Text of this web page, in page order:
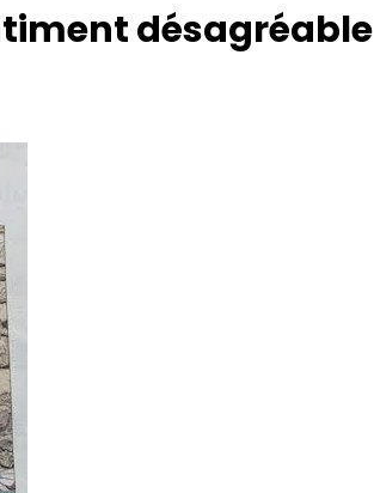
désagréable